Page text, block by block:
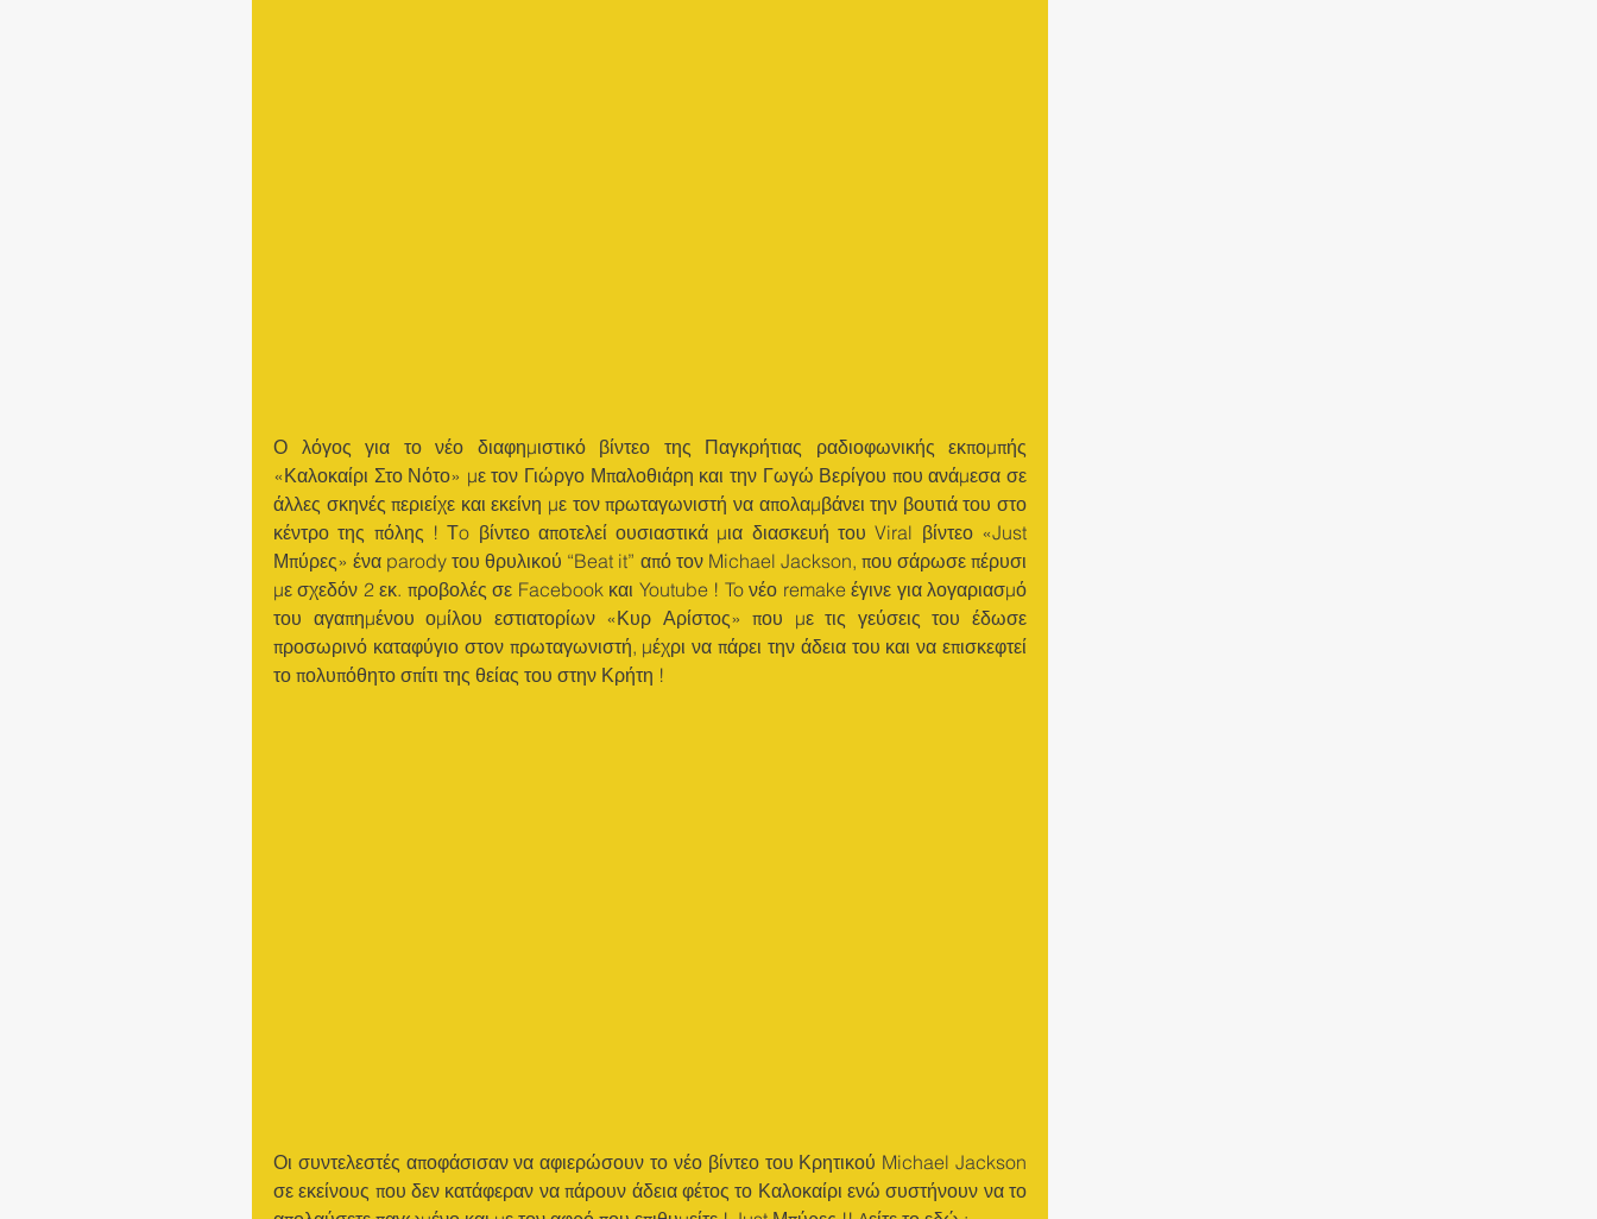
Ο λόγος για το νέο διαφημιστικό βίντεο της Παγκρήτιας ραδιοφωνικής εκπομπής
«Καλοκαίρι Στο Νότο» με τον Γιώργο Μπαλοθιάρη και την Γωγώ Βερίγου που ανάμεσα σε
άλλες σκηνές περιείχε και εκείνη με τον πρωταγωνιστή να απολαμβάνει την βουτιά του στο
κέντρο της πόλης ! Τo βίντεο αποτελεί ουσιαστικά μια διασκευή του Viral βίντεο «Just
Μπύρες» ένα parody του θρυλικού “Beat it” από τον Michael Jackson, που σάρωσε πέρυσι
με σχεδόν 2 εκ. προβολές σε Facebook και Youtube ! To νέο remake έγινε για λογαριασμό
του αγαπημένου ομίλου εστιατορίων «Κυρ Αρίστος» που με τις γεύσεις του έδωσε
προσωρινό καταφύγιο στον πρωταγωνιστή, μέχρι να πάρει την άδεια του και να επισκεφτεί
το πολυπόθητο σπίτι της θείας του στην Κρήτη !
Οι συντελεστές αποφάσισαν να αφιερώσουν το νέο βίντεο του Κρητικού Michael Jackson
σε εκείνους που δεν κατάφεραν να πάρουν άδεια φέτος το Καλοκαίρι ενώ συστήνουν να το